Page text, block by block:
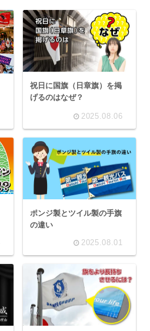
祝日に国旗（日章旗）を掲
げるのはなぜ？
2025.08.06
ポンジ製とツイル製の手旗
の違い
2025.08.01